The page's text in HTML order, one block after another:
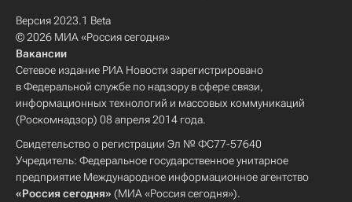
Версия 2023.1 Beta
© 2026 МИА «Россия сегодня»
Вакансии
Сетевое издание РИА Новости зарегистрировано
в Федеральной службе по надзору в сфере связи,
информационных технологий и массовых коммуникаций
(Роскомнадзор) 08 апреля 2014 года.
Свидетельство о регистрации Эл № ФС77-57640
Учредитель: Федеральное государственное унитарное
предприятие Международное информационное агентство
«Россия сегодня» (МИА «Россия сегодня»).